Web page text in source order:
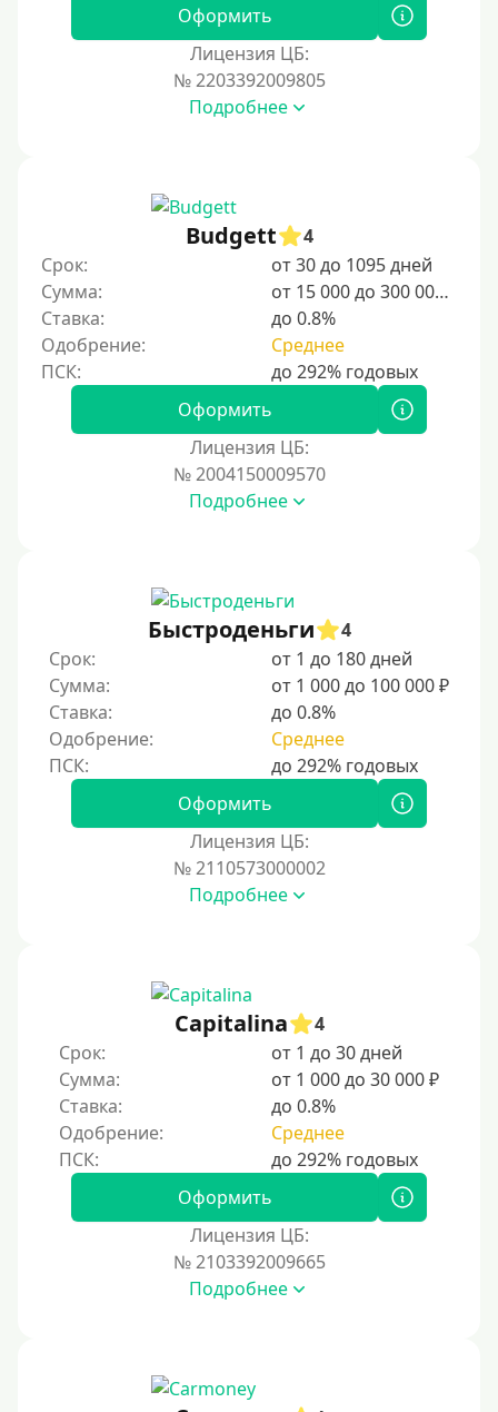
Без подтверждения личности
Пенсионерам до 70 лет
Пенсионерам до 85 лет
Безработным
Даже бомжам
Без указания места работы
Для иностранных граждан
Для иностранных граждан Украины
Для иностранных граждан Казахстана
Для иностранных граждан Кыргызстана
Для иностранных граждан Таджикистана
Для иностранных граждан Узбекистана
Для граждан СНГ
Сумма (рублей)
100 руб
300 руб
2500 руб
3000 руб
4000 руб
5000 руб
7000 руб
Оформить
Лицензия ЦБ:
№ 2203392009805
Подробнее
Budgett
4
Срок:
от 30 до 1095 дней
Сумма:
от 15 000 до 300 000 ₽
Ставка:
до 0.8%
Одобрение:
Среднее
Оформить
Лицензия ЦБ:
№ 2004150009570
Подробнее
Быстроденьги
4
Срок:
от 1 до 180 дней
Сумма:
от 1 000 до 100 000 ₽
Ставка:
до 0.8%
Одобрение:
Среднее
Оформить
Лицензия ЦБ:
№ 2110573000002
Подробнее
Capitalina
4
Срок:
от 1 до 30 дней
Сумма:
от 1 000 до 30 000 ₽
Ставка:
до 0.8%
Одобрение:
Среднее
Оформить
Лицензия ЦБ:
№ 2103392009665
Подробнее